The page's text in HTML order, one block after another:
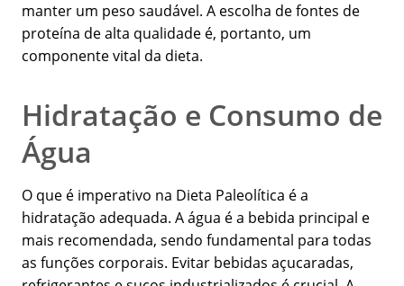
manter um peso saudável. A escolha de fontes de
proteína de alta qualidade é, portanto, um
componente vital da dieta.
Hidratação e Consumo de
Água
O que é imperativo na Dieta Paleolítica é a
hidratação adequada. A água é a bebida principal e
mais recomendada, sendo fundamental para todas
as funções corporais. Evitar bebidas açucaradas,